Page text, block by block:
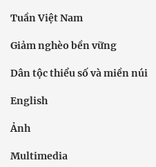
Tuần Việt Nam
Giảm nghèo bền vững
Dân tộc thiểu số và miền núi
English
Ảnh
Multimedia